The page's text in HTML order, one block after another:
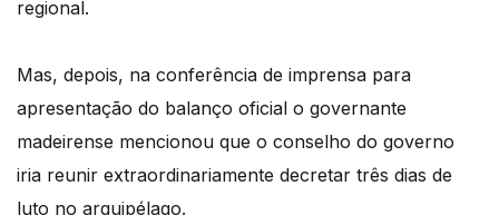
regional.
Mas, depois, na conferência de imprensa para
apresentação do balanço oficial o governante
madeirense mencionou que o conselho do governo
iria reunir extraordinariamente decretar três dias de
luto no arquipélago.